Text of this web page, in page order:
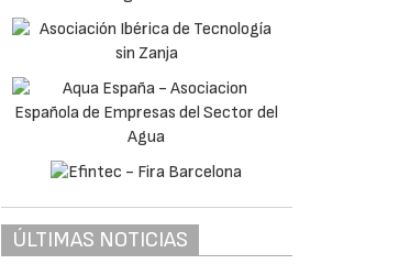
ÚLTIMAS NOTICIAS